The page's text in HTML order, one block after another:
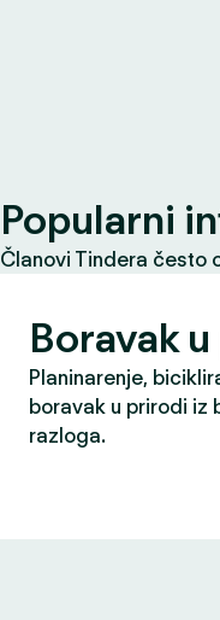
Popularni
Članovi Tindera često
Boravak
Planinarenje,
boravak u prirodi iz
razloga.